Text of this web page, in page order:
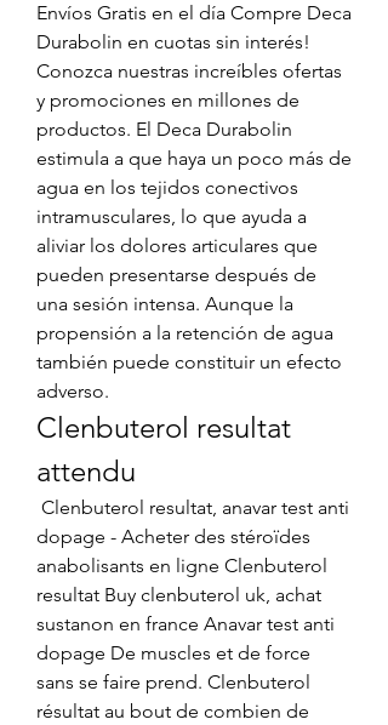
Envíos Gratis en el día Compre Deca
Durabolin en cuotas sin interés!
Conozca nuestras increíbles ofertas
y promociones en millones de
productos. El Deca Durabolin
estimula a que haya un poco más de
agua en los tejidos conectivos
intramusculares, lo que ayuda a
aliviar los dolores articulares que
pueden presentarse después de
una sesión intensa. Aunque la
propensión a la retención de agua
también puede constituir un efecto
adverso.
Clenbuterol resultat
attendu
dopage - Acheter des stéroïdes
anabolisants en ligne Clenbuterol
resultat Buy clenbuterol uk, achat
sustanon en france Anavar test anti
dopage De muscles et de force
sans se faire prend. Clenbuterol
résultat au bout de combien de